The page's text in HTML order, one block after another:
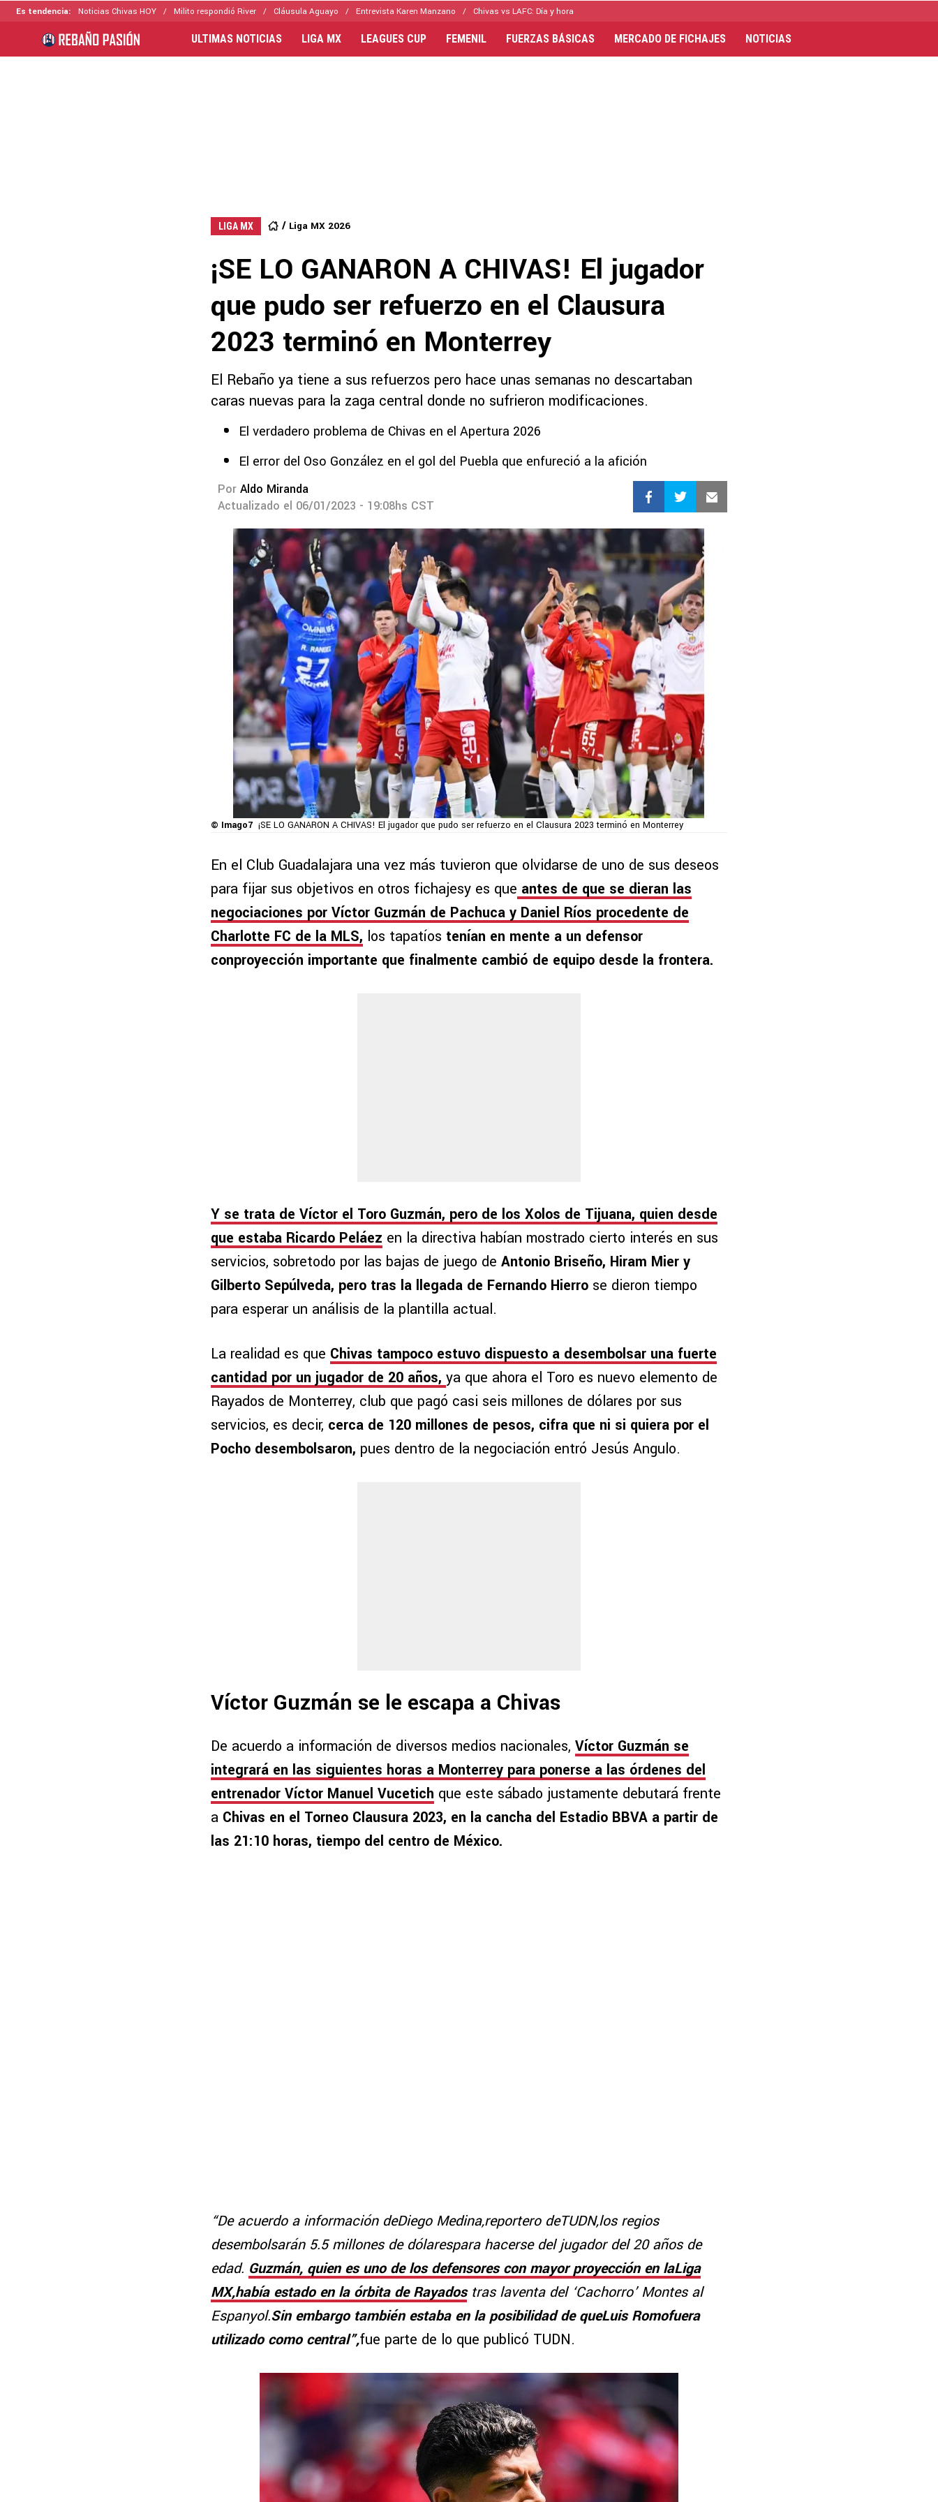
Es tendencia: Noticias Chivas HOY Milito respondió River Cláusula Aguayo Entrevista Karen Manzano Chivas vs LAFC: Día y hora
ULTIMAS NOTICIAS LIGA MX LEAGUES CUP FEMENIL FUERZAS BÁSICAS MERCADO DE FICHAJES NOTICIAS
LIGA MX Liga MX 2026
¡SE LO GANARON A CHIVAS! El jugador
que pudo ser refuerzo en el Clausura
2023 terminó en Monterrey
El Rebaño ya tiene a sus refuerzos pero hace unas semanas no descartaban
caras nuevas para la zaga central donde no sufrieron modificaciones.
El verdadero problema de Chivas en el Apertura 2026
El error del Oso González en el gol del Puebla que enfureció a la afición
Por Aldo Miranda
Actualizado el 06/01/2023 - 19:08hs CST
© Imago7 ¡SE LO GANARON A CHIVAS! El jugador que pudo ser refuerzo en el Clausura 2023 terminó en Monterrey
En el Club Guadalajara una vez más tuvieron que olvidarse de uno de sus deseos
para fijar sus objetivos en otros fichajesy es que antes de que se dieran las
negociaciones por Víctor Guzmán de Pachuca y Daniel Ríos procedente de
Charlotte FC de la MLS, los tapatíos tenían en mente a un defensor
conproyección importante que finalmente cambió de equipo desde la frontera.
Y se trata de Víctor el Toro Guzmán, pero de los Xolos de Tijuana, quien desde
que estaba Ricardo Peláez en la directiva habían mostrado cierto interés en sus
servicios, sobretodo por las bajas de juego de Antonio Briseño, Hiram Mier y
Gilberto Sepúlveda, pero tras la llegada de Fernando Hierro se dieron tiempo
para esperar un análisis de la plantilla actual.
La realidad es que Chivas tampoco estuvo dispuesto a desembolsar una fuerte
cantidad por un jugador de 20 años, ya que ahora el Toro es nuevo elemento de
Rayados de Monterrey, club que pagó casi seis millones de dólares por sus
servicios, es decir, cerca de 120 millones de pesos, cifra que ni si quiera por el
Pocho desembolsaron, pues dentro de la negociación entró Jesús Angulo.
Víctor Guzmán se le escapa a Chivas
De acuerdo a información de diversos medios nacionales, Víctor Guzmán se
integrará en las siguientes horas a Monterrey para ponerse a las órdenes del
entrenador Víctor Manuel Vucetich que este sábado justamente debutará frente
a Chivas en el Torneo Clausura 2023, en la cancha del Estadio BBVA a partir de
las 21:10 horas, tiempo del centro de México.
“De acuerdo a información deDiego Medina,reportero deTUDN,los regios
desembolsarán 5.5 millones de dólarespara hacerse del jugador del 20 años de
edad. Guzmán, quien es uno de los defensores con mayor proyección en laLiga
MX,había estado en la órbita de Rayadostras laventa del ‘Cachorro’ Montes al
Espanyol.Sin embargo también estaba en la posibilidad de queLuis Romofuera
utilizado como central”,fue parte de lo que publicó TUDN.